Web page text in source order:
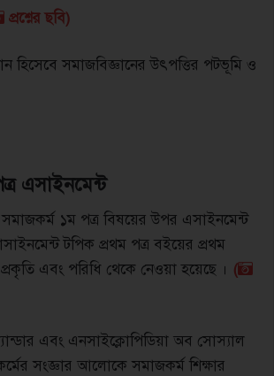
প্রশ্নের ছবি)
হিসেবে সমাজবিজ্ঞানের উৎপত্তির পটভূমি ও
এসাইনমেন্ট
সমাজকর্ম ১ম পত্র বিষয়ের উপর এসাইনমেন্ট
টপিক প্রথম পত্র বইয়ের প্রথম
এবং পরিধি থেকে নেওয়া হয়েছে । (
এবং এনসাইক্লোপিডিয়া অব সােস্যাল
সংজ্ঞার আলােকে সমাজকর্ম শিক্ষার